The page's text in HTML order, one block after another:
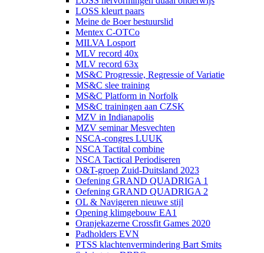
LOSS kleurt paars
Meine de Boer bestuurslid
Mentex C-OTCo
MILVA Losport
MLV record 40x
MLV record 63x
MS&C Progressie, Regressie of Variatie
MS&C slee training
MS&C Platform in Norfolk
MS&C trainingen aan CZSK
MZV in Indianapolis
MZV seminar Mesvechten
NSCA-congres LUUK
NSCA Tactital combine
NSCA Tactical Periodiseren
O&T-groep Zuid-Duitsland 2023
Oefening GRAND QUADRIGA 1
Oefening GRAND QUADRIGA 2
OL & Navigeren nieuwe stijl
Opening klimgebouw EA1
Oranjekazerne Crossfit Games 2020
Padholders EVN
PTSS klachtenvermindering Bart Smits